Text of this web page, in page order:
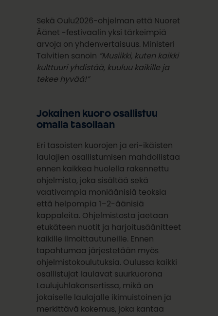
Sekä Oulu2026-ohjelman että Nuoret
Äänet -festivaalin yksi tärkeimpiä
arvoja on yhdenvertaisuus. Ministeri
Talvitien sanoin ”Musiikki, kuten kaikki
kulttuuri yhdistää, kuuluu kaikille ja
tekee hyvää!”
Jokainen kuoro osallistuu
omalla tasollaan
Eri tasoisten kuorojen ja eri-ikäisten
laulajien osallistumisen mahdollistaa
ennen kaikkea huolella rakennettu
ohjelmisto, joka sisältää sekä
vaativampia moniäänisiä teoksia
että helpompia 1–2-äänisiä
kappaleita. Ohjelmistosta jaetaan
etukäteen nuotit ja harjoitusäänitteet
kaikille ilmoittautuneille. Ennen
tapahtumaa järjestetään myös
ohjelmistokoulutuksia. Oulussa kaikki
osallistujat laulavat suurkuorona
Laulujuhlakonsertissa, mikä on
jokaiselle laulajalle ikimuistoinen ja
merkittävä kokemus, joka kantaa